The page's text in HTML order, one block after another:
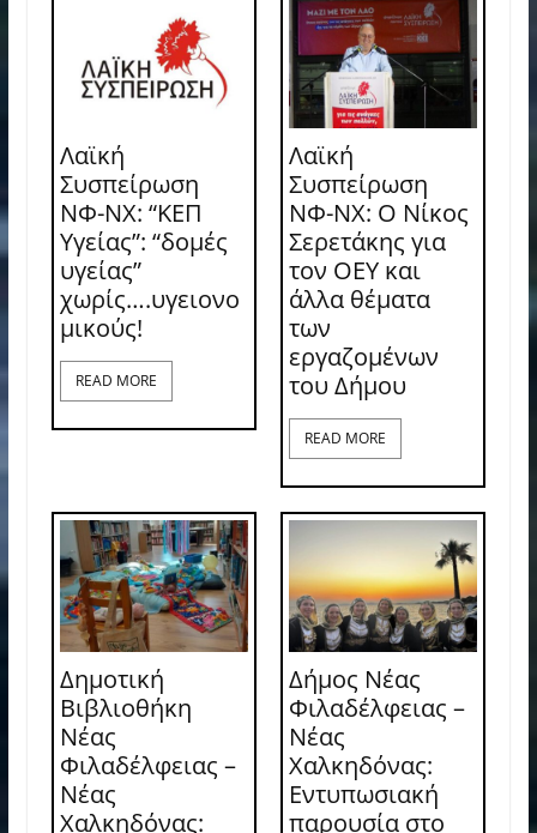
Λαϊκή
Συσπείρωση
ΝΦ-ΝΧ: “ΚΕΠ
Υγείας”: “δομές
υγείας”
χωρίς….υγειονο
μικούς!
READ MORE
Λαϊκή
Συσπείρωση
ΝΦ-ΝΧ: O Νίκος
Σερετάκης για
τον ΟΕΥ και
άλλα θέματα
των
εργαζομένων
του Δήμου
READ MORE
Δημοτική
Βιβλιοθήκη
Νέας
Φιλαδέλφειας –
Νέας
Χαλκηδόνας:
Δήμος Νέας
Φιλαδέλφειας –
Νέας
Χαλκηδόνας:
Εντυπωσιακή
παρουσία στο